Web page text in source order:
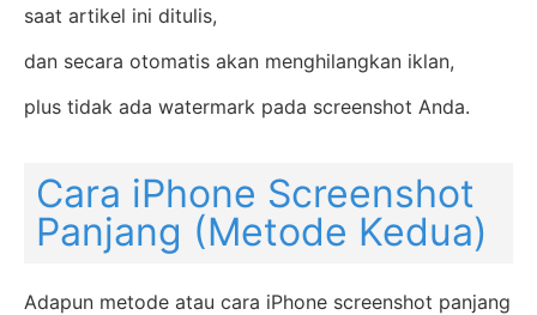
saat artikel ini ditulis,
dan secara otomatis akan menghilangkan iklan,
plus tidak ada watermark pada screenshot Anda.
Cara iPhone Screenshot
Panjang (Metode Kedua)
Adapun metode atau cara iPhone screenshot panjang